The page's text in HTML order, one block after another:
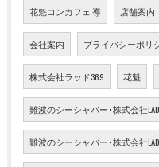
花魁コンカフェ 導 店舗案内
会社案内 プライバシーポリ
株式会社ラッド369 花魁
難波のシーシャバー･株式会社
難波のシーシャバー･株式会社